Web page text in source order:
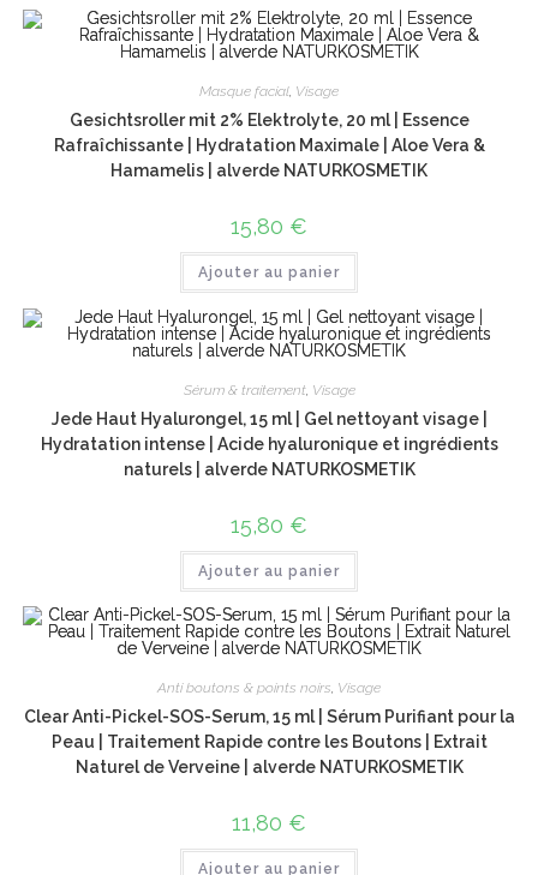
Masque facial, Visage
Gesichtsroller mit 2% Elektrolyte, 20 ml | Essence
Rafraîchissante | Hydratation Maximale | Aloe Vera &
Hamamelis | alverde NATURKOSMETIK
15,80 €
Ajouter au panier
Sérum & traitement, Visage
Jede Haut Hyalurongel, 15 ml | Gel nettoyant visage |
Hydratation intense | Acide hyaluronique et ingrédients
naturels | alverde NATURKOSMETIK
15,80 €
Ajouter au panier
Anti boutons & points noirs, Visage
Clear Anti-Pickel-SOS-Serum, 15 ml | Sérum Purifiant pour la
Peau | Traitement Rapide contre les Boutons | Extrait
Naturel de Verveine | alverde NATURKOSMETIK
11,80 €
Ajouter au panier